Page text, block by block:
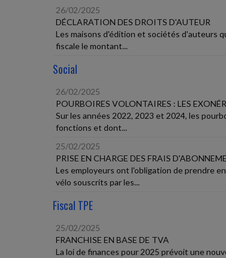
26/02/2025
DÉCLARATION DES DROITS D'AUTEUR
Les maisons d'édition et sociétés d'auteurs
fiscale le montant...
Social
26/02/2025
POURBOIRES VOLONTAIRES : LES
Sur les années 2022, 2023 et 2024, les
fonctions et dont...
25/02/2025
PRISE EN CHARGE DES FRAIS
Les employeurs ont l'obligation de prendre
vélo souscrits par les...
Fiscal TPE
25/02/2025
FRANCHISE EN BASE DE TVA
La loi de finances pour 2025 prévoit une